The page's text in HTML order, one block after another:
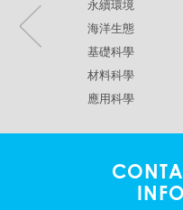
永續環境
海洋生態
基礎科學
材料科學
應用科學